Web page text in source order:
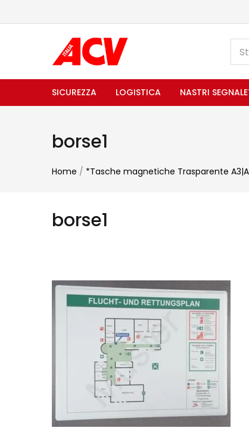
SICUREZZA LOGISTICA NASTRI
borse1
Home / *Tasche magnetiche Trasparente
borse1